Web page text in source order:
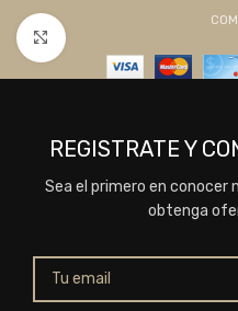
Click to enlarge
REGISTRATE Y
Sea el primero en
obtenga